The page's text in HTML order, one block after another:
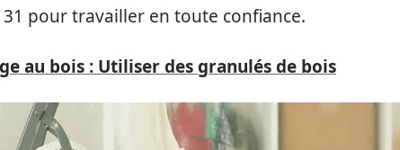
pour travailler en toute confiance.
au bois : Utiliser des granulés de bois